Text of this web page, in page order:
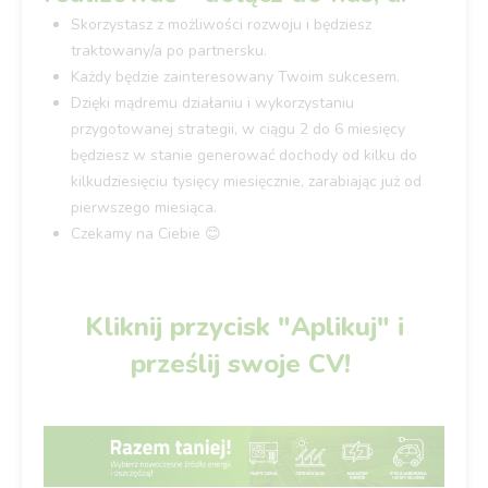
Skorzystasz z możliwości rozwoju i będziesz
traktowany/a po partnersku.
Każdy będzie zainteresowany Twoim sukcesem.
Dzięki mądremu działaniu i wykorzystaniu
przygotowanej strategii, w ciągu 2 do 6 miesięcy
będziesz w stanie generować dochody od kilku do
kilkudziesięciu tysięcy miesięcznie, zarabiając już od
pierwszego miesiąca.
Czekamy na Ciebie 😊
Kliknij przycisk "Aplikuj" i
prześlij swoje CV!